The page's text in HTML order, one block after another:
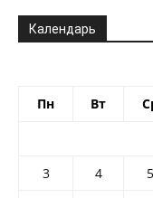
Календарь
Пн Вт
3
4 5